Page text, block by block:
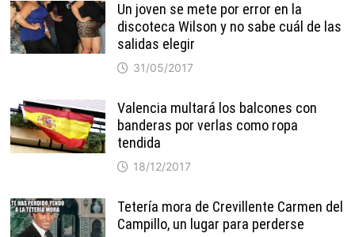
Un joven se mete por error en la
discoteca Wilson y no sabe cuál de las
salidas elegir
31/05/2017
Valencia multará los balcones con
banderas por verlas como ropa
tendida
18/12/2017
Tetería mora de Crevillente Carmen del
Campillo, un lugar para perderse